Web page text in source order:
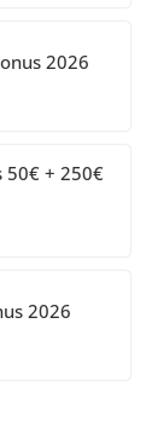
2026
50€ + 250€
2026